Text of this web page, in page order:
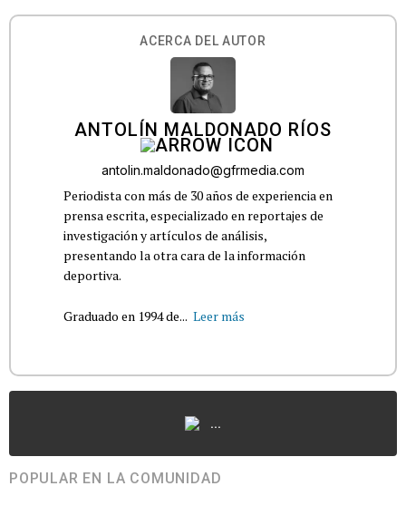
ACERCA DEL AUTOR
ANTOLÍN MALDONADO RÍOS
antolin.maldonado@gfrmedia.com
Periodista con más de 30 años de experiencia en
prensa escrita, especializado en reportajes de
investigación y artículos de análisis,
presentando la otra cara de la información
deportiva.
Graduado en 1994 de... Leer más
...
POPULAR EN LA COMUNIDAD